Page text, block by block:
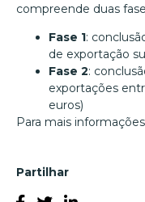
compreende duas
Fase 1:
de exportação
Fase 2:
exportações
euros)
Para mais
Partilhar